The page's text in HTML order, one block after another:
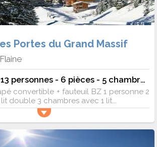
Portes du Grand Massif
Flaine
Appartement - 13 personnes - 6 pièces - 5 chambres - 107 m²
convertible + fauteuil BZ 1 personne 2
double 3 chambres avec 1 lit...